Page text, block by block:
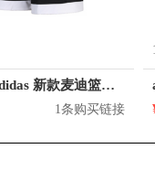
热款 | adidas 新款麦迪篮球运动短裤 DP4940
1条购买链接